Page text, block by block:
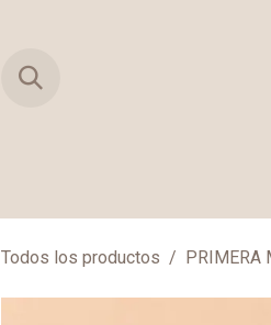
Todos los productos PRIMERA